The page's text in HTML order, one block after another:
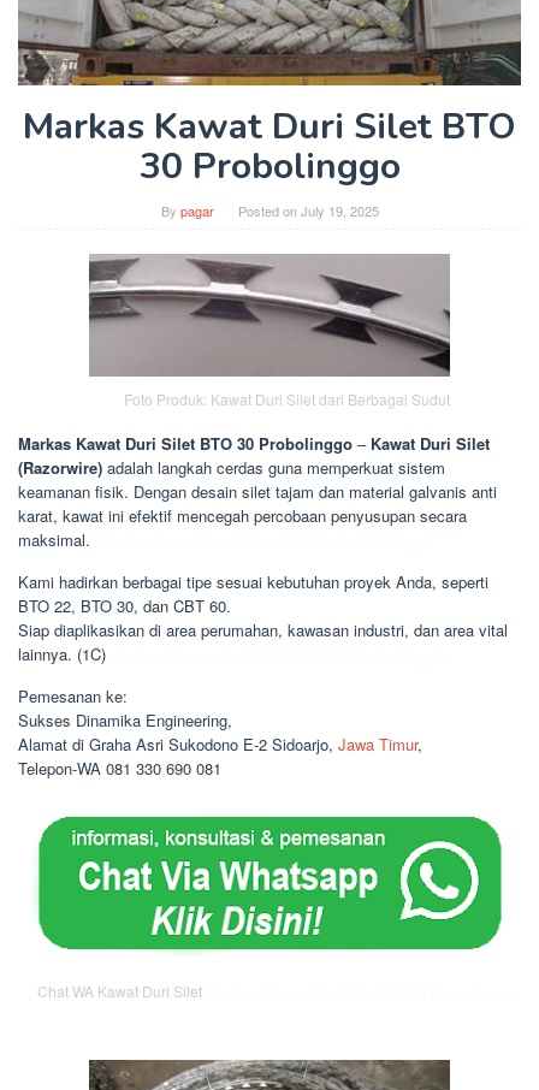
Markas Kawat Duri Silet BTO
30 Probolinggo
By pagar Posted onJuly 19, 2025
Foto Produk: Kawat Duri Silet dari Berbagai Sudut
Markas Kawat Duri Silet BTO 30 Probolinggo – Kawat Duri Silet
(Razorwire) adalah langkah cerdas guna memperkuat sistem
keamanan fisik. Dengan desain silet tajam dan material galvanis anti
karat, kawat ini efektif mencegah percobaan penyusupan secara
maksimal.
Kami hadirkan berbagai tipe sesuai kebutuhan proyek Anda, seperti
BTO 22, BTO 30, dan CBT 60.
Siap diaplikasikan di area perumahan, kawasan industri, dan area vital
lainnya. (1C)
Pemesanan ke:
Sukses Dinamika Engineering,
Alamat di Graha Asri Sukodono E-2 Sidoarjo, Jawa Timur,
Telepon-WA 081 330 690 081
Chat WA Kawat Duri Silet